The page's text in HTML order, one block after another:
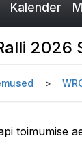
Kalender
2026
toimumise